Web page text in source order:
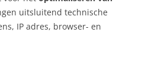
uitsluitend technische
IP adres, browser- en